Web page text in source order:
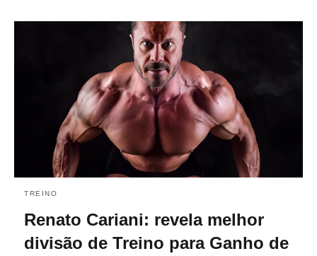
TREINO
Renato Cariani: revela melhor
divisão de Treino para Ganho de